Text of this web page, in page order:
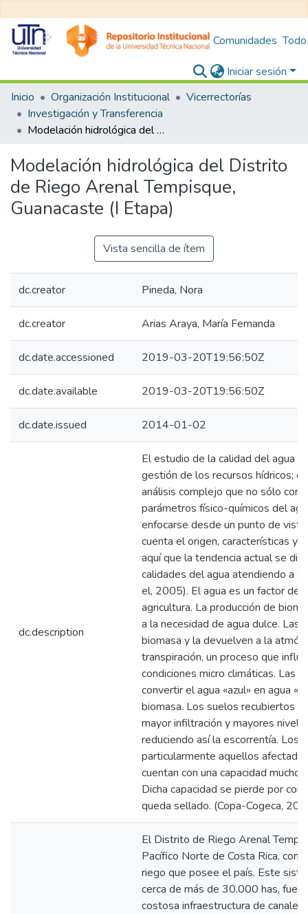
Comunidades
Iniciar sesión
Inicio
Organización Institucional
Vicerrectorías
Investigación y Transferencia
Modelación hidrológica del Distrito de Riego Arenal Tempisque, Guanacaste (I Etapa)
Modelación hidrológica del Distrito
de Riego Arenal Tempisque,
Guanacaste (I Etapa)
Vista sencilla de ítem
dc.creator Pineda, Nora
dc.creator Arias Araya, María Fernanda
dc.date.accessioned 2019-03-20T19:56:50Z
dc.date.available 2019-03-20T19:56:50Z
dc.date.issued 2014-01-02
dc.description
El estudio de la calidad del agua
gestión de los recursos hídricos;
análisis complejo que no sólo
parámetros físico-químicos del
enfocarse desde un punto de
cuenta el origen, características y
aquí que la tendencia actual se
calidades del agua atendiendo a
el, 2005). El agua es un factor de
agricultura. La producción de
a la necesidad de agua dulce. Las
biomasa y la devuelven a la
transpiración, un proceso que
condiciones micro climáticas. Las
convertir el agua «azul» en agua
biomasa. Los suelos recubiertos
mayor infiltración y mayores
reduciendo así la escorrentía. Los
particularmente aquellos
cuentan con una capacidad
Dicha capacidad se pierde por
queda sellado. (Copa-Cogeca,
El Distrito de Riego Arenal
Pacífico Norte de Costa Rica,
riego que posee el país. Este
cerca de más de 30.000 has, fue
costosa infraestructura de